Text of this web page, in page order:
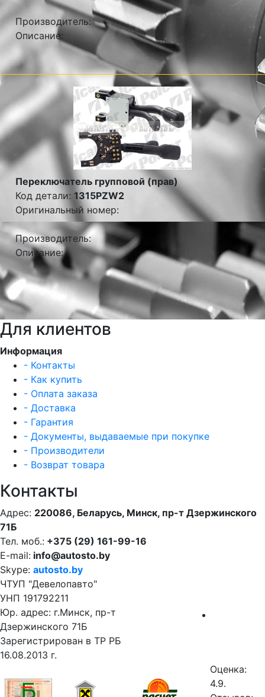
Производитель:
Описание:
Переключатель групповой (прав)
Код детали: 1315PZW2
Оригинальный номер:
Производитель:
Описание:
Для клиентов
Информация
- Контакты
- Как купить
- Оплата заказа
- Доставка
- Гарантия
- Документы, выдаваемые при покупке
- Производители
- Возврат товара
Контакты
Адрес: 220086, Беларусь, Минск, пр-т Дзержинского
71Б
Тел. моб.: +375 (29) 161-99-16
E-mail: info@autosto.by
Skype: autosto.by
ЧТУП "Девелопавто"
УНП 191792211
Юр. адрес: г.Минск, пр-т
Дзержинского 71Б
Зарегистрирован в ТР РБ
16.08.2013 г.
Оценка:
4.9.